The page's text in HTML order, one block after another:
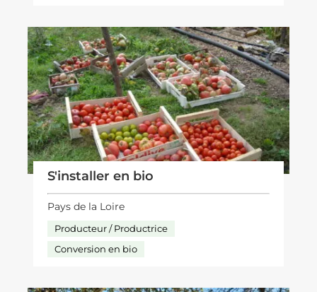
S'installer en bio
Pays de la Loire
Producteur / Productrice
Conversion en bio